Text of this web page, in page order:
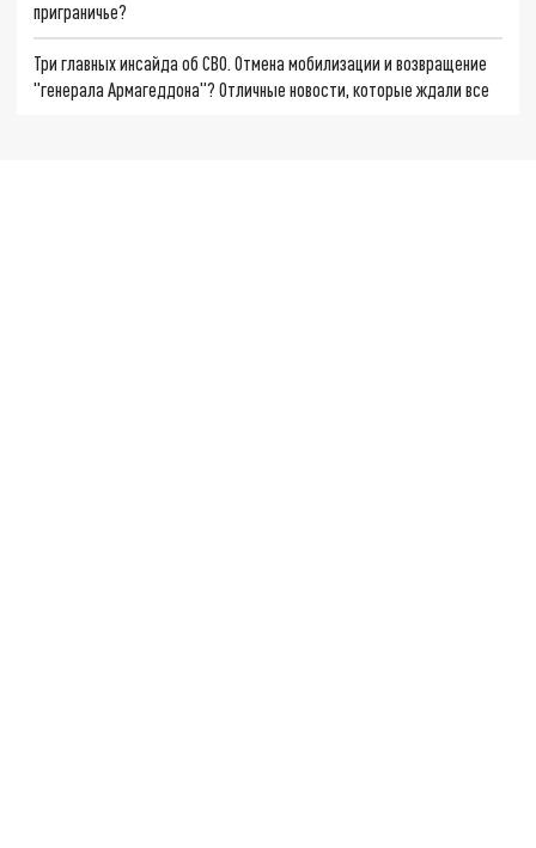
приграничье?
Три главных инсайда об СВО. Отмена мобилизации и возвращение
"генерала Армагеддона"? Отличные новости, которые ждали все